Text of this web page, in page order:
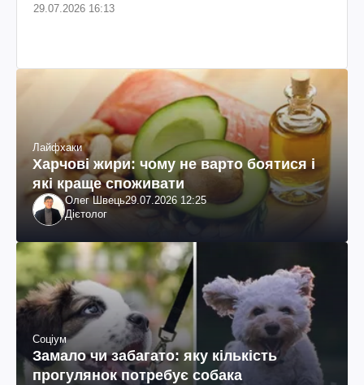
29.07.2026 16:13
Лайфхаки
Харчові жири: чому не варто боятися і
які краще споживати
Олег Швець29.07.2026 12:25
Дієтолог
Соціум
Замало чи забагато: яку кількість
прогулянок потребує собака